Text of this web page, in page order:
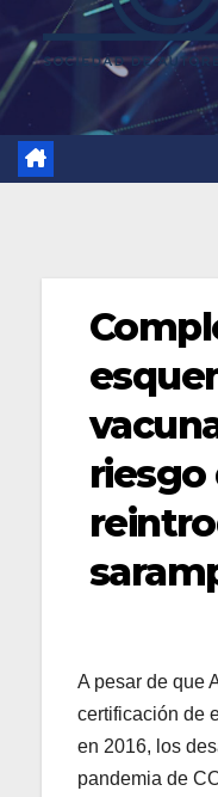
riesgo
A pesar de que
certificación de
en 2016, los
pandemia de